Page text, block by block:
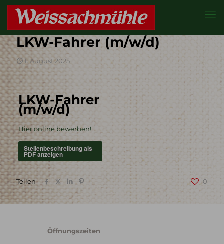
LKW-Fahrer (m/w/d)
1. August 2025
LKW-Fahrer
(m/w/d)
Hier online bewerben!
Stellenbeschreibung als
PDF anzeigen
Teilen 0
Öffnungszeiten